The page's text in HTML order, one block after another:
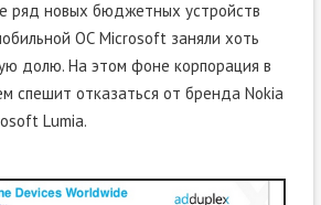
ряд новых бюджетных устройств
ОС Microsoft заняли хоть
долю. На этом фоне корпорация в
спешит отказаться от бренда Nokia
Lumia.